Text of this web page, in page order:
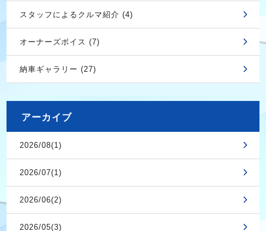
スタッフによるクルマ紹介 (4)
オーナーズボイス (7)
納車ギャラリー (27)
アーカイブ
2026/08(1)
2026/07(1)
2026/06(2)
2026/05(3)